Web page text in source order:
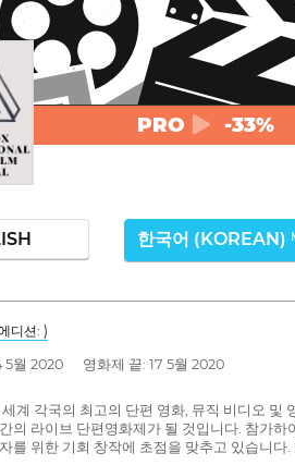
PRO -33%
한국어 (KOREAN)
디션: )
5월 2020 영화제 끝: 17 5월 2020
계 각국의 최고의 단편 영화, 뮤직 비디오 및
의 라이브 단편영화제가 될 것입니다. 참가
를 위한 기회 창작에 초점을 맞추고 있습니